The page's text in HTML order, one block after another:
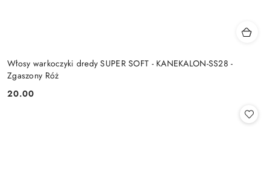
Włosy warkoczyki dredy SUPER SOFT - KANEKALON-SS28 -
Zgaszony Róż
Cena:
20.00